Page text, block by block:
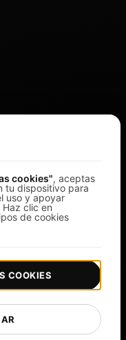
y condiciones |
datos |
cookies", aceptas
tu dispositivo para
uso y apoyar
clic en
de cookies
COOKIES